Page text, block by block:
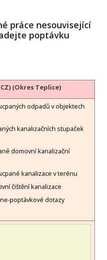
práce nesouvisející
poptávku
(Okres Teplice)
odpadů v objektech
kanalizačních stupaček
domovní kanalizační
kanalizace v terénu
čištění kanalizace
poptávkové dotazy